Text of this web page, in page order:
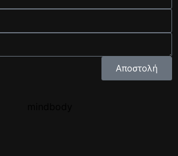
Αποστολή